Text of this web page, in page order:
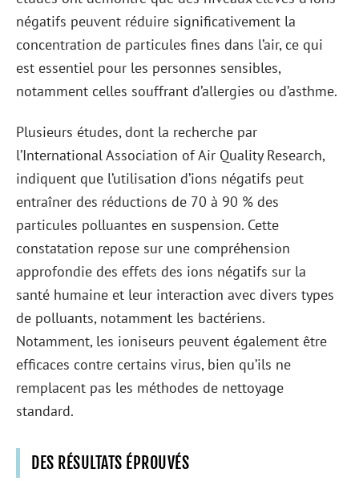
négatifs peuvent réduire significativement la
concentration de particules fines dans l’air, ce qui
est essentiel pour les personnes sensibles,
notamment celles souffrant d’allergies ou d’asthme.
Plusieurs études, dont la recherche par
l’International Association of Air Quality Research,
indiquent que l’utilisation d’ions négatifs peut
entraîner des réductions de 70 à 90 % des
particules polluantes en suspension. Cette
constatation repose sur une compréhension
approfondie des effets des ions négatifs sur la
santé humaine et leur interaction avec divers types
de polluants, notamment les bactériens.
Notamment, les ioniseurs peuvent également être
efficaces contre certains virus, bien qu’ils ne
remplacent pas les méthodes de nettoyage
standard.
DES RÉSULTATS ÉPROUVÉS